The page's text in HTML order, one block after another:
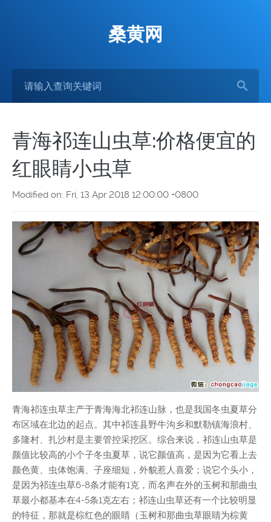
桑黄网
青海祁连山虫草:价格便宜的
红眼睛小虫草
Modified on: Fri, 13 Apr 2018 12:00:00 +0800
青海祁连虫草主产于青海海北祁连山脉，也是我国冬虫夏草分
布区域在北边的起点。其中祁连县野牛沟乡和默勒镇海浪村、
多隆村、扎沙村是主要管控采挖区。综合来说，祁连山虫草是
颜值比较高的小个子冬虫夏草，说它颜值高，是因为它看上去
颜色黄、虫体饱满、子座细短，外貌惹人喜爱；说它个头小，
是因为祁连虫草6-8条才能有1克，而名声在外的玉树和那曲虫
草最小都基本在4-5条1克左右；祁连山虫草还有一个比较明显
的特征，那就是棕红色的眼睛（玉树和那曲虫草眼睛为棕黄